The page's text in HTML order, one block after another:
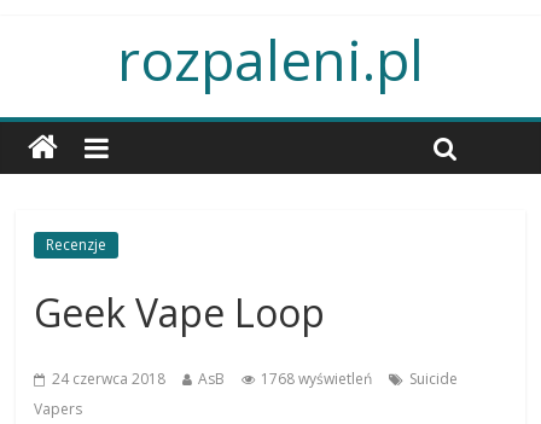
rozpaleni.pl
Recenzje
Geek Vape Loop
24 czerwca 2018 AsB 1768 wyświetleń
Suicide
Vapers